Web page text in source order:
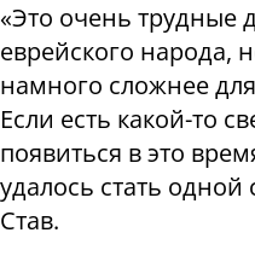
«Это очень трудные
еврейского народа,
намного сложнее
Если есть какой-то
появиться в это
удалось стать одной
Став.